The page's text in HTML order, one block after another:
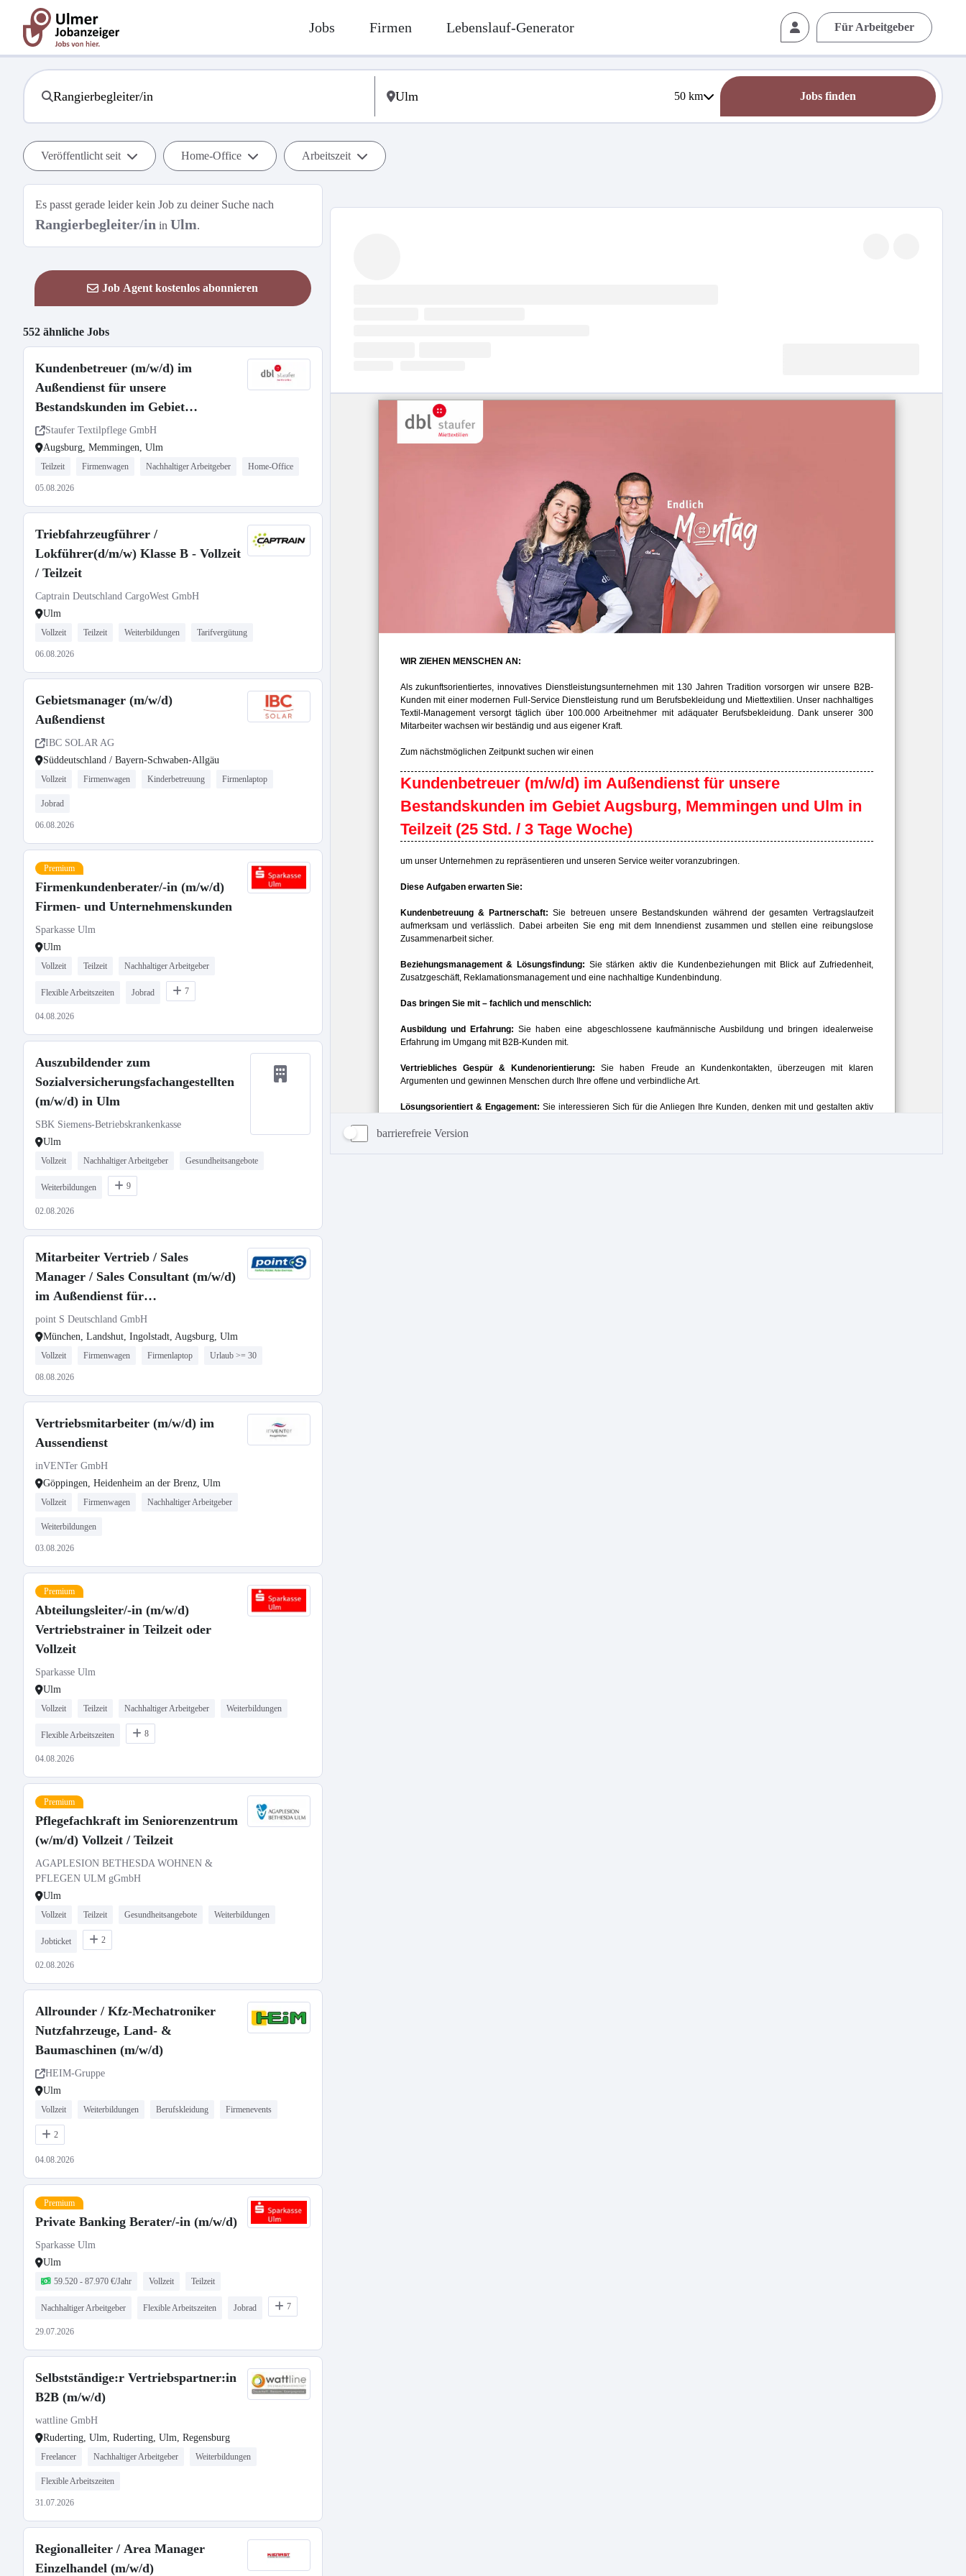
Jobs Firmen Lebenslauf-Generator Für Arbeitgeber
50km Jobs finden
Veröffentlicht seit Home-Office Arbeitszeit
Es passt gerade leider kein Job zu deiner Suche nach
Rangierbegleiter/in in Ulm.
Job Agent kostenlos abonnieren
552 ähnliche Jobs
Kundenbetreuer (m/w/d) im
Außendienst für unsere
Bestandskunden im Gebiet
Augsburg, Memmingen und Ulm
Staufer Textilpflege GmbH
Augsburg, Memmingen, Ulm
Teilzeit Firmenwagen Nachhaltiger Arbeitgeber Home-Office
05.08.2026
Triebfahrzeugführer /
Lokführer(d/m/w) Klasse B - Vollzeit
/ Teilzeit
Captrain Deutschland CargoWest GmbH
Ulm
Vollzeit Teilzeit Weiterbildungen Tarifvergütung
06.08.2026
Gebietsmanager (m/w/d)
Außendienst
IBC SOLAR AG
Süddeutschland / Bayern-Schwaben-Allgäu
Vollzeit Firmenwagen Kinderbetreuung Firmenlaptop
Jobrad
06.08.2026
Premium
Firmenkundenberater/-in (m/w/d)
Firmen- und Unternehmenskunden
Sparkasse Ulm
Ulm
Vollzeit Teilzeit Nachhaltiger Arbeitgeber
Flexible Arbeitszeiten Jobrad 7
04.08.2026
Auszubildender zum
Sozialversicherungsfachangestellten
(m/w/d) in Ulm
SBK Siemens-Betriebskrankenkasse
Ulm
Vollzeit Nachhaltiger Arbeitgeber Gesundheitsangebote
Weiterbildungen 9
02.08.2026
Mitarbeiter Vertrieb / Sales
Manager / Sales Consultant (m/w/d)
im Außendienst für
Postleitzahlbereich 8
point S Deutschland GmbH
München, Landshut, Ingolstadt, Augsburg, Ulm
Vollzeit Firmenwagen Firmenlaptop Urlaub >= 30
08.08.2026
Vertriebsmitarbeiter (m/w/d) im
Aussendienst
inVENTer GmbH
Göppingen, Heidenheim an der Brenz, Ulm
Vollzeit Firmenwagen Nachhaltiger Arbeitgeber
Weiterbildungen
03.08.2026
Premium
Abteilungsleiter/-in (m/w/d)
Vertriebstrainer in Teilzeit oder
Vollzeit
Sparkasse Ulm
Ulm
Vollzeit Teilzeit Nachhaltiger Arbeitgeber Weiterbildungen
Flexible Arbeitszeiten 8
04.08.2026
Premium
Pflegefachkraft im Seniorenzentrum
(w/m/d) Vollzeit / Teilzeit
AGAPLESION BETHESDA WOHNEN &
PFLEGEN ULM gGmbH
Ulm
Vollzeit Teilzeit Gesundheitsangebote Weiterbildungen
Jobticket 2
02.08.2026
Allrounder / Kfz-Mechatroniker
Nutzfahrzeuge, Land- &
Baumaschinen (m/w/d)
HEIM-Gruppe
Ulm
Vollzeit Weiterbildungen Berufskleidung Firmenevents
2
04.08.2026
Premium
Private Banking Berater/-in (m/w/d)
Sparkasse Ulm
Ulm
59.520 - 87.970 €/Jahr Vollzeit Teilzeit
Nachhaltiger Arbeitgeber Flexible Arbeitszeiten Jobrad 7
29.07.2026
Selbstständige:r Vertriebspartner:in
B2B (m/w/d)
wattline GmbH
Ruderting, Ulm, Ruderting, Ulm, Regensburg
Freelancer Nachhaltiger Arbeitgeber Weiterbildungen
Flexible Arbeitszeiten
31.07.2026
Regionalleiter / Area Manager
Einzelhandel (m/w/d)
barrierefreie Version